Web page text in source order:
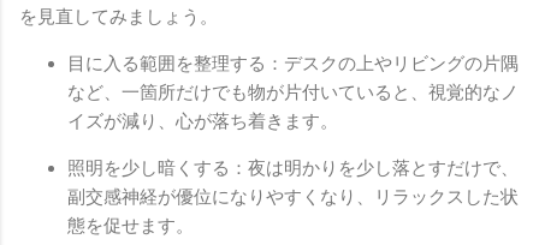
を見直してみましょう。
目に入る範囲を整理する：デスクの上やリビングの片隅
など、一箇所だけでも物が片付いていると、視覚的なノ
イズが減り、心が落ち着きます。
照明を少し暗くする：夜は明かりを少し落とすだけで、
副交感神経が優位になりやすくなり、リラックスした状
態を促せます。